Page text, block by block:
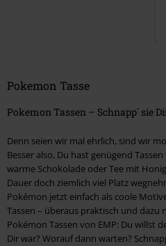
Pokemon Tasse
Pokemon Tassen – Schnapp´ sie
Denn seien wir mal ehrlich, sind wir
Besser also, Du hast genügend
warme Schokolade oder Tee mit
Dauer doch ziemlich viel Platz
Pokémon jetzt einfach als coole
Tassen – überaus praktisch und dazu
Pokémon Tassen von EMP: Du willst
Dir war? Worauf dann warten?